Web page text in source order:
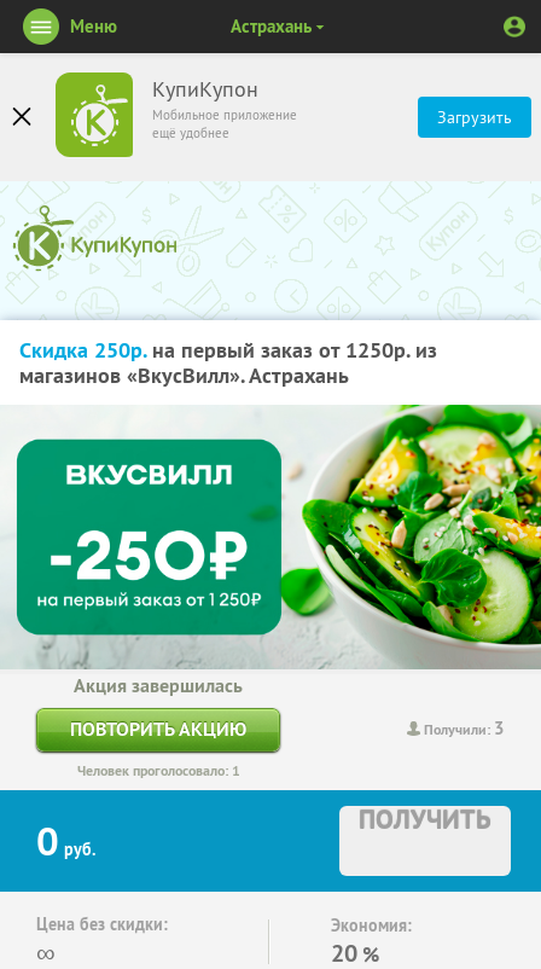
КупиКупон
Мобильное приложение
ещё удобнее
Загрузить
Меню Астрахань
Скидка 250р.на первый заказ от 1250р. из
магазинов «ВкусВилл». Астрахань
Получили: 3
Акция завершилась
ПОВТОРИТЬ АКЦИЮ
Человек проголосовало: 1
0 руб.
ПОЛУЧИТЬ
Цена без скидки:
∞
Экономия:
20 %